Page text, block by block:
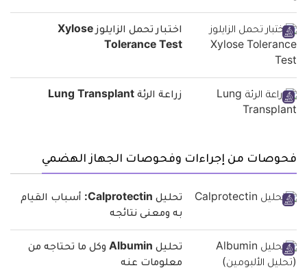
اختبار تحمل الزايلوز Xylose
Tolerance Test
زراعة الرئة Lung Transplant
فحوصات من إجراءات وفحوصات الجهاز الهضمي
تحليل Calprotectin: أسباب القيام
به ومعنى نتائجه
تحليل Albumin وكل ما تحتاجه من
معلومات عنه